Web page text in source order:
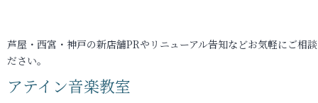
芦屋・西宮・神戸の新店舗PRやリニューアル告知などお気軽にご相
ださい。
アテイン音楽教室